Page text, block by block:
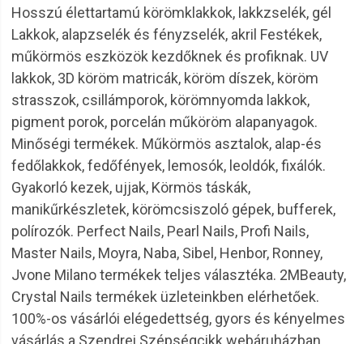
Hosszú élettartamú körömklakkok, lakkzselék, gél
Lakkok, alapzselék és fényzselék, akril Festékek,
műkörmös eszközök kezdőknek és profiknak. UV
lakkok, 3D köröm matricák, köröm díszek, köröm
strasszok, csillámporok, körömnyomda lakkok,
pigment porok, porcelán műköröm alapanyagok.
Minőségi termékek. Műkörmös asztalok, alap-és
fedőlakkok, fedőfények, lemosók, leoldók, fixálók.
Gyakorló kezek, ujjak, Körmös táskák,
manikűrkészletek, körömcsiszoló gépek, bufferek,
polírozók. Perfect Nails, Pearl Nails, Profi Nails,
Master Nails, Moyra, Naba, Sibel, Henbor, Ronney,
Jvone Milano termékek teljes választéka. 2MBeauty,
Crystal Nails termékek üzleteinkben elérhetőek.
100%-os vásárlói elégedettség, gyors és kényelmes
vásárlás a Szendrei Szépségcikk webáruházban